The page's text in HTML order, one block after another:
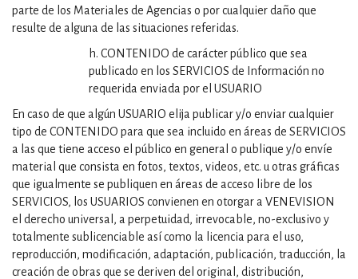
parte de los Materiales de Agencias o por cualquier daño que
resulte de alguna de las situaciones referidas.
h. CONTENIDO de carácter público que sea
publicado en los SERVICIOS de Información no
requerida enviada por el USUARIO
En caso de que algún USUARIO elija publicar y/o enviar cualquier
tipo de CONTENIDO para que sea incluido en áreas de SERVICIOS
a las que tiene acceso el público en general o publique y/o envíe
material que consista en fotos, textos, videos, etc. u otras gráficas
que igualmente se publiquen en áreas de acceso libre de los
SERVICIOS, los USUARIOS convienen en otorgar a VENEVISION
el derecho universal, a perpetuidad, irrevocable, no-exclusivo y
totalmente sublicenciable así como la licencia para el uso,
reproducción, modificación, adaptación, publicación, traducción, la
creación de obras que se deriven del original, distribución,